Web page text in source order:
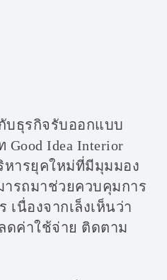
บธุรกิจรับออกแบบ
Idea Interior
หารยุคใหม่ที่มีมุมมอง
ารถมาช่วยควบคุมการ
นื่องจากเล็งเห็นว่า
ดค่าใช้จ่าย ติดตาม